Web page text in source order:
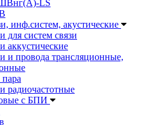
LS
инф.систем, акустические
для систем связи
аккустические
и провода трансляционные,
радиочастотные
с БПИ